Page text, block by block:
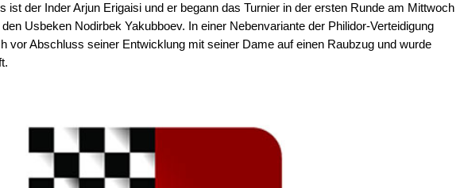
ist der Inder Arjun Erigaisi und er begann das Turnier in der ersten Runde am Mittwoch
Usbeken Nodirbek Yakubboev. In einer Nebenvariante der Philidor-Verteidigung
vor Abschluss seiner Entwicklung mit seiner Dame auf einen Raubzug und wurde